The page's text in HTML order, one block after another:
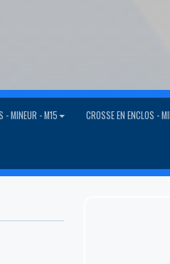
- MINEUR - M15 CROSSE EN ENCLOS -